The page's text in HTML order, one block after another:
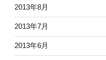
2013年8月
2013年7月
2013年6月